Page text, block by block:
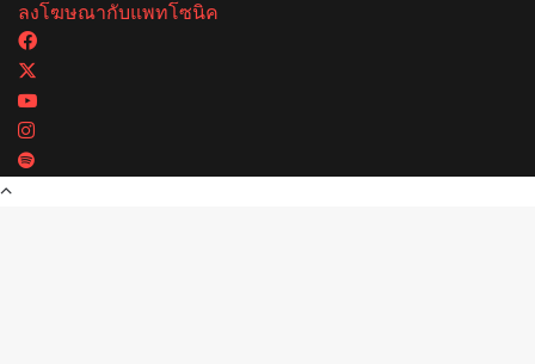
ลงโฆษณากับแพทโซนิค